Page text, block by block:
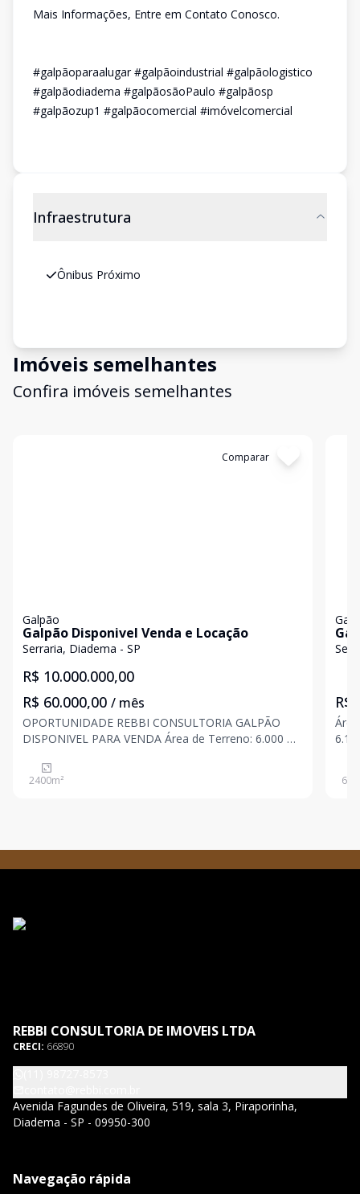
Mais Informações, Entre em Contato Conosco.
#galpãoparaalugar #galpãoindustrial #galpãologistico
#galpãodiadema #galpãosãoPaulo #galpãosp
#galpãozup1 #galpãocomercial #imóvelcomercial
Infraestrutura
Ônibus Próximo
Imóveis semelhantes
Confira imóveis semelhantes
Comparar
Galpão
Galpão Disponivel Venda e Locação
Serraria, Diadema - SP
R$ 10.000.000,00
R$ 60.000,00 / mês
OPORTUNIDADE REBBI CONSULTORIA GALPÃO
DISPONIVEL PARA VENDA Área de Terreno: 6.000 m
Zoneamento: ZUD Valor de Venda: 10.000.000,00
Informações Importantes: Transporte coletivo:
2400m²
R$
Área
676
REBBI CONSULTORIA DE IMOVEIS LTDA
CRECI: 66890
Avenida Fagundes de Oliveira, 519, sala 3, Piraporinha,
Diadema - SP - 09950-300
Navegação rápida